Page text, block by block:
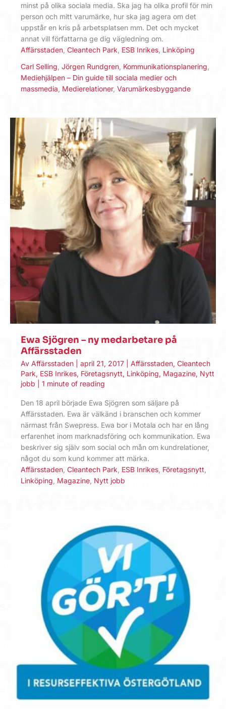
minst på olika sociala media. Ska jag ha olika profil för min
person och mitt varumärke, hur ska jag agera om det
uppstår en kris på arbetsplatsen mm. Det och mycket
annat vill författarna ge dig vägledning om.
Affärsstaden Cleantech Park ESB Inrikes Linköping
Carl Selling Jörgen Rundgren Kommunikationsplanering
Mediehjälpen – Din guide till sociala medier och
massmedia Medierelationer, Varumärkesbyggande
Ewa Sjögren – ny medarbetare på
Affärsstaden
Av Affärsstaden april 21, 2017 Affärsstaden, Cleantech
Park, ESB Inrikes, Företagsnytt, Linköping, Magazine, Nytt
jobb
1 minute of reading
Den 18 april började Ewa Sjögren som säljare på
Affärsstaden. Ewa är välkänd i branschen och kommer
närmast från Swepress. Ewa bor i Motala och har en lång
erfarenhet inom marknadsföring och kommunikation. Ewa
beskriver sig själv som social och mån om kundrelationer,
något du som kund kommer att märka.
Affärsstaden Cleantech Park ESB Inrikes Företagsnytt
Linköping Magazine Nytt jobb